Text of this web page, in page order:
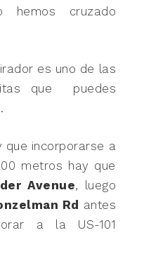
hemos cruzado
es uno de las
que puedes
que incorporarse a
metros hay que
Avenue, luego
Rd
antes
a la US-101